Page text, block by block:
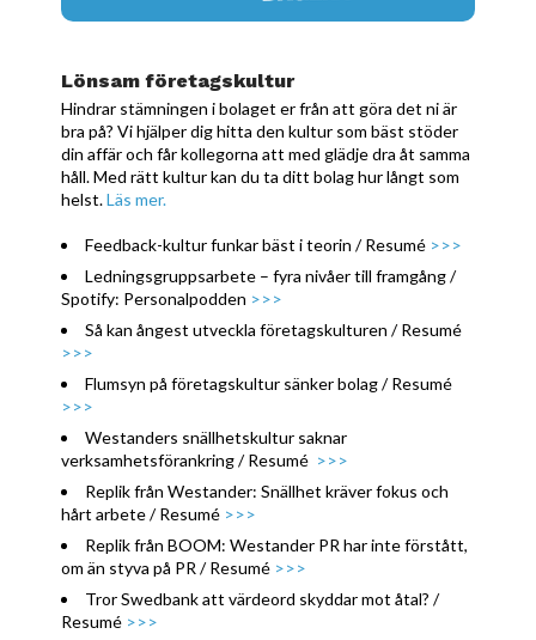
Lönsam företagskultur
Hindrar stämningen i bolaget er från att göra det ni är
bra på? Vi hjälper dig hitta den kultur som bäst stöder
din affär och får kollegorna att med glädje dra åt samma
håll. Med rätt kultur kan du ta ditt bolag hur långt som
helst.Läs mer.
Feedback-kultur funkar bäst i teorin / Resumé >>>
Ledningsgruppsarbete – fyra nivåer till framgång /
Spotify: Personalpodden >>>
Så kan ångest utveckla företagskulturen / Resumé
>>>
Flumsyn på företagskultur sänker bolag / Resumé
>>>
Westanders snällhetskultur saknar
verksamhetsförankring / Resumé >>>
Replik från Westander: Snällhet kräver fokus och
hårt arbete / Resumé >>>
Replik från BOOM: Westander PR har inte förstått,
om än styva på PR / Resumé >>>
Tror Swedbank att värdeord skyddar mot åtal? /
Resumé >>>